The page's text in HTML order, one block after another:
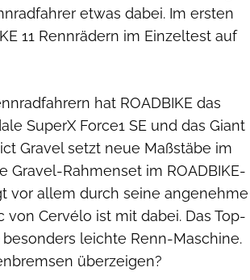
etwas dabei. Im ersten
11 Rennrädern im Einzeltest auf
hat ROADBIKE das
SuperX Force1 SE und das Giant
Gravel setzt neue Maßstäbe im
Gravel-Rahmenset im ROADBIKE-
vor allem durch seine angenehme
von Cervélo ist mit dabei. Das Top-
leichte Renn-Maschine.
überzeigen?